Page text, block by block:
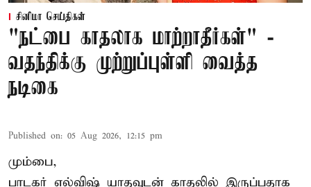
சினிமா செய்திகள்
"நட்பை காதலாக மாற்றாதீர்கள்" -
வதந்திக்கு முற்றுப்புள்ளி வைத்த
நடிகை
Published on: 05 Aug 2026, 12:15 pm
மும்பை,
பாடகர் எல்விஷ் யாதவுடன் காதலில் இருப்பதாக